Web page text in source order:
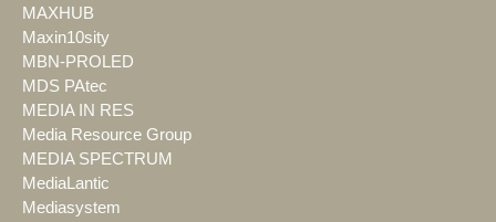
MAXHUB
Maxin10sity
MBN-PROLED
MDS PAtec
MEDIA IN RES
Media Resource Group
MEDIA SPECTRUM
MediaLantic
Mediasystem